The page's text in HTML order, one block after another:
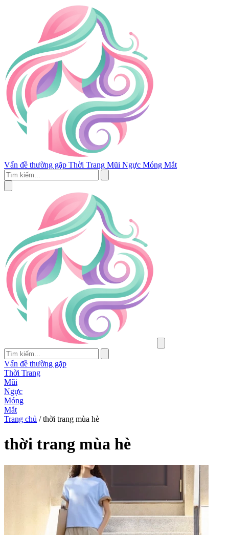
Vấn đề thường gặp Thời Trang Mũi Ngực Móng Mắt
Vấn đề thường gặp
Thời Trang
Mũi
Ngực
Móng
Mắt
Trang chủ / thời trang mùa hè
thời trang mùa hè